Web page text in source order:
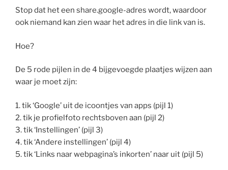
Stop dat het een share.google-adres wordt, waardoor
ook niemand kan zien waar het adres in die link van is.
Hoe?
De 5 rode pijlen in de 4 bijgevoegde plaatjes wijzen aan
waar je moet zijn:
1. tik ‘Google’ uit de icoontjes van apps (pijl 1)
2. tik je profielfoto rechtsboven aan (pijl 2)
3. tik ‘Instellingen’ (pijl 3)
4. tik ‘Andere instellingen’ (pijl 4)
5. tik ‘Links naar webpagina’s inkorten’ naar uit (pijl 5)